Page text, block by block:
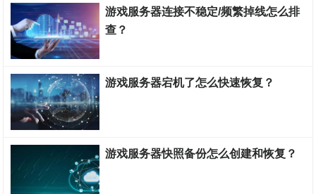
游戏服务器连接不稳定/频繁掉线怎么排
查？
游戏服务器宕机了怎么快速恢复？
游戏服务器快照备份怎么创建和恢复？